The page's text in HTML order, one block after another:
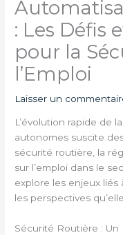
: Les Défis
pour la
l’Emploi
Laisser un
L’évolution rapide de
autonomes suscite
sécurité routière, la
sur l’emploi dans le
explore les enjeux liés
les perspectives
Sécurité Routière :